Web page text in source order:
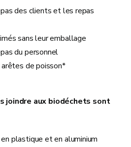
des clients et les repas
sans leur emballage
du personnel
de poisson*
joindre aux biodéchets sont
plastique et en aluminium